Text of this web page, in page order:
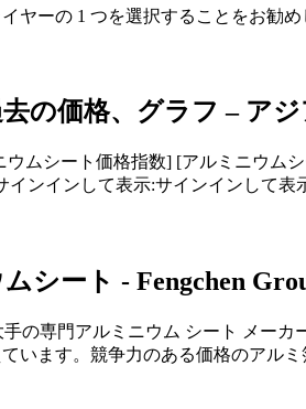
ヤーの 1 つを選択することをお勧
の価格、グラフ – アジ
ムシート価格指数] [アルミニウム
インインして表示:サインインして
シート - Fengchen
手の専門アルミニウム シート メー
います。競争力のある価格のアルミ